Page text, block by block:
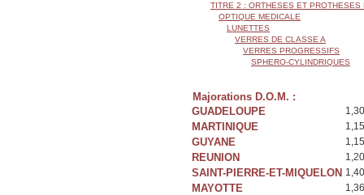
TITRE 2 : ORTHESES ET PROTHESES
OPTIQUE MEDICALE
LUNETTES
VERRES DE CLASSE A
VERRES PROGRESSIFS
SPHERO-CYLINDRIQUES
Majorations D.O.M. :
GUADELOUPE
MARTINIQUE
GUYANE
REUNION
SAINT-PIERRE-ET-MIQUELON
MAYOTTE